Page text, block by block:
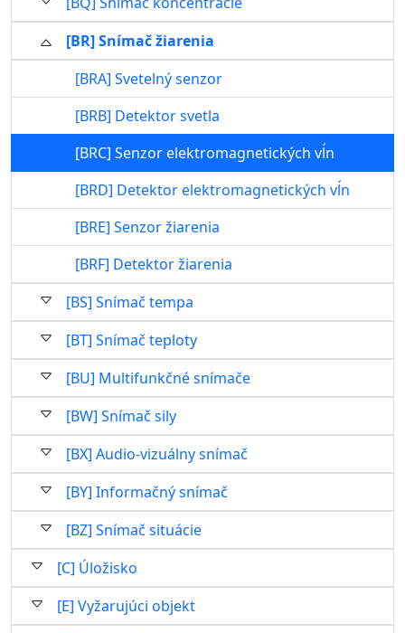
[BR] Snímač žiarenia
[BRA] Svetelný senzor
[BRB] Detektor svetla
[BRC] Senzor elektromagnetických vĺn
[BRD] Detektor elektromagnetických vĺn
[BRE] Senzor žiarenia
[BRF] Detektor žiarenia
[BS] Snímač tempa
[BT] Snímač teploty
[BU] Multifunkčné snímače
[BW] Snímač sily
[BX] Audio-vizuálny snímač
[BY] Informačný snímač
[BZ] Snímač situácie
[C] Úložisko
[E] Vyžarujúci objekt